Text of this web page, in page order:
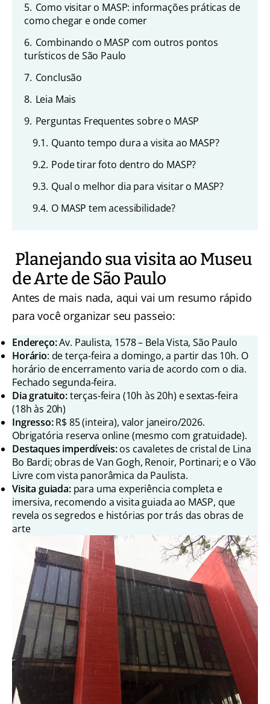
5. Como visitar o MASP: informações práticas de
como chegar e onde comer
6. Combinando o MASP com outros pontos
turísticos de São Paulo
7. Conclusão
8. Leia Mais
9. Perguntas Frequentes sobre o MASP
9.1. Quanto tempo dura a visita ao MASP?
9.2. Pode tirar foto dentro do MASP?
9.3. Qual o melhor dia para visitar o MASP?
9.4. O MASP tem acessibilidade?
Planejando sua visita ao Museu
de Arte de São Paulo
Antes de mais nada, aqui vai um resumo rápido
para você organizar seu passeio:
Endereço:Av. Paulista, 1578 – Bela Vista, São Paulo
Horário: de terça-feira a domingo, a partir das 10h. O
horário de encerramento varia de acordo com o dia.
Fechado segunda-feira.
Dia gratuito:terças-feira (10h às 20h) e sextas-feira
(18h às 20h)
Ingresso:R$ 85 (inteira), valor janeiro/2026.
Obrigatória reserva online (mesmo com gratuidade).
Destaques imperdíveis:os cavaletes de cristal de Lina
Bo Bardi; obras de Van Gogh, Renoir, Portinari; e o Vão
Livre com vista panorâmica da Paulista.
Visita guiada:para uma experiência completa e
imersiva, recomendo a visita guiada ao MASP, que
revela os segredos e histórias por trás das obras de
arte